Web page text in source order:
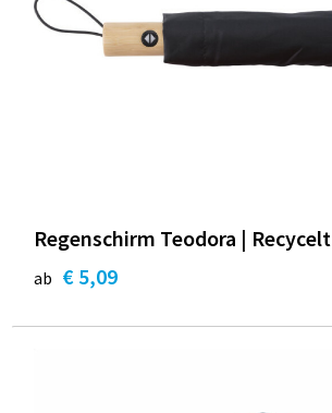
Regenschirm Teodora | Recycelt
ab € 5,09